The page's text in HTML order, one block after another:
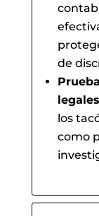
de
legales
los
como